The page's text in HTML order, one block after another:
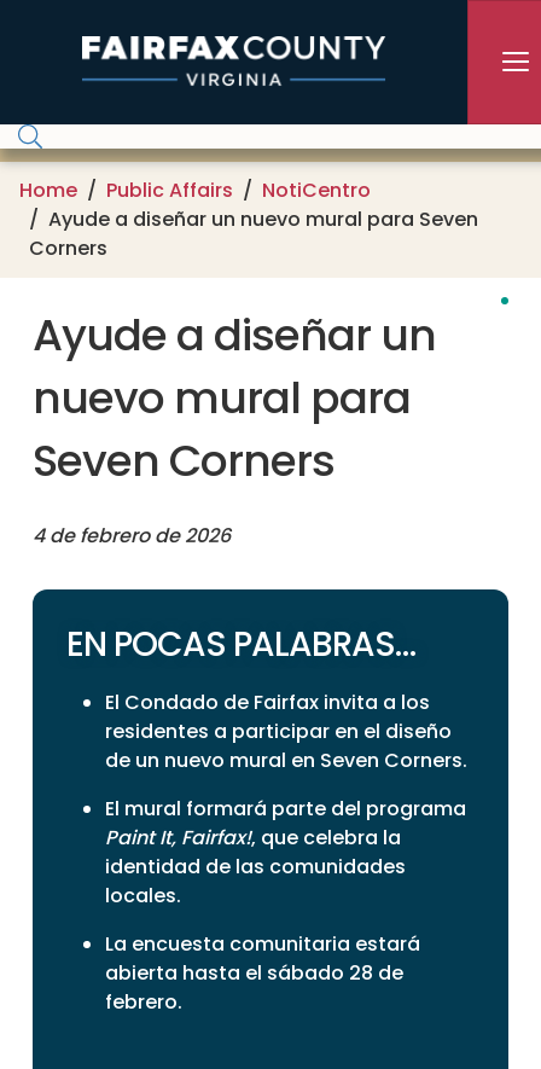
Home Public Affairs
NotiCentro
Ayude a diseñar un nuevo mural para Seven
Corners
Ayude a diseñar un
nuevo mural para
Seven Corners
4 de febrero de 2026
EN POCAS PALABRAS…
El Condado de Fairfax invita a los
residentes a participar en el diseño
de un nuevo mural en Seven Corners.
El mural formará parte del programa
Paint It, Fairfax!, que celebra la
identidad de las comunidades
locales.
La encuesta comunitaria estará
abierta hasta el sábado 28 de
febrero.